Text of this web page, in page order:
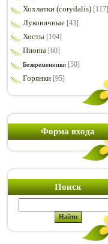
Хохлатки (corydalis) [117]
Луковичные [43]
Хосты [104]
Пионы [60]
Безвременники [50]
Горянки [95]
Форма входа
Поиск